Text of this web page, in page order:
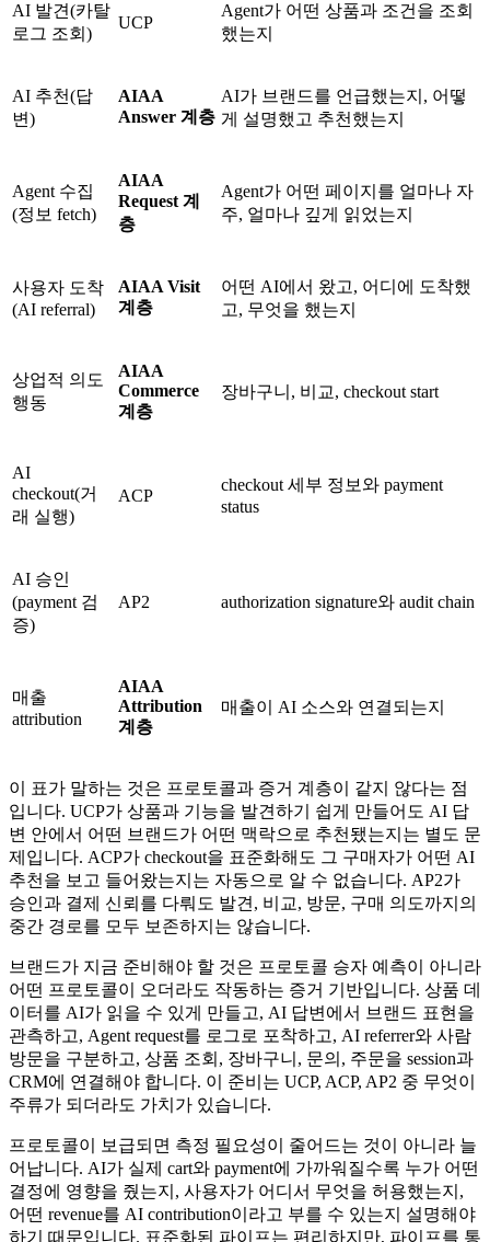
AI 발견(카탈
로그 조회)
UCP
Agent가 어떤 상품과 조건을 조회
했는지
AI 추천(답
변)
AIAA
Answer 계층
AI가 브랜드를 언급했는지, 어떻
게 설명했고 추천했는지
Agent 수집
(정보 fetch)
AIAA
Request 계
층
Agent가 어떤 페이지를 얼마나 자
주, 얼마나 깊게 읽었는지
사용자 도착
(AI referral)
AIAA Visit
계층
어떤 AI에서 왔고, 어디에 도착했
고, 무엇을 했는지
상업적 의도
행동
AIAA
Commerce
계층
장바구니, 비교, checkout start
AI
checkout(거
래 실행)
ACP
checkout 세부 정보와 payment
status
AI 승인
(payment 검
증)
AP2 authorization signature와 audit chain
매출
attribution
AIAA
Attribution
계층
매출이 AI 소스와 연결되는지
이 표가 말하는 것은 프로토콜과 증거 계층이 같지 않다는 점
입니다. UCP가 상품과 기능을 발견하기 쉽게 만들어도 AI 답
변 안에서 어떤 브랜드가 어떤 맥락으로 추천됐는지는 별도 문
제입니다. ACP가 checkout을 표준화해도 그 구매자가 어떤 AI
추천을 보고 들어왔는지는 자동으로 알 수 없습니다. AP2가
승인과 결제 신뢰를 다뤄도 발견, 비교, 방문, 구매 의도까지의
중간 경로를 모두 보존하지는 않습니다.
브랜드가 지금 준비해야 할 것은 프로토콜 승자 예측이 아니라
어떤 프로토콜이 오더라도 작동하는 증거 기반입니다. 상품 데
이터를 AI가 읽을 수 있게 만들고, AI 답변에서 브랜드 표현을
관측하고, Agent request를 로그로 포착하고, AI referrer와 사람
방문을 구분하고, 상품 조회, 장바구니, 문의, 주문을 session과
CRM에 연결해야 합니다. 이 준비는 UCP, ACP, AP2 중 무엇이
주류가 되더라도 가치가 있습니다.
프로토콜이 보급되면 측정 필요성이 줄어드는 것이 아니라 늘
어납니다. AI가 실제 cart와 payment에 가까워질수록 누가 어떤
결정에 영향을 줬는지, 사용자가 어디서 무엇을 허용했는지,
어떤 revenue를 AI contribution이라고 부를 수 있는지 설명해야
하기 때문입니다. 표준화된 파이프는 편리하지만, 파이프를 통